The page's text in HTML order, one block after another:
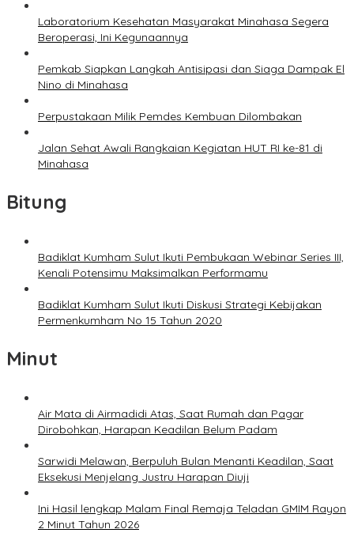
Laboratorium Kesehatan Masyarakat Minahasa Segera
Beroperasi, Ini Kegunaannya
Pemkab Siapkan Langkah Antisipasi dan Siaga Dampak El
Nino di Minahasa
Perpustakaan Milik Pemdes Kembuan Dilombakan
Jalan Sehat Awali Rangkaian Kegiatan HUT RI ke-81 di
Minahasa
Bitung
Badiklat Kumham Sulut Ikuti Pembukaan Webinar Series III,
Kenali Potensimu Maksimalkan Performamu
Badiklat Kumham Sulut Ikuti Diskusi Strategi Kebijakan
Permenkumham No 15 Tahun 2020
Minut
Air Mata di Airmadidi Atas, Saat Rumah dan Pagar
Dirobohkan, Harapan Keadilan Belum Padam
Sarwidi Melawan, Berpuluh Bulan Menanti Keadilan, Saat
Eksekusi Menjelang Justru Harapan Diuji
Ini Hasil lengkap Malam Final Remaja Teladan GMIM Rayon
2 Minut Tahun 2026